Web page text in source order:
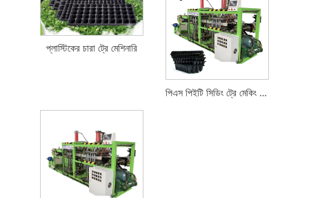
প্লাস্টিকের চারা ট্রে মেশিনারি
পিএস পিইটি সিডিং ট্রে মেকিং মেশিন